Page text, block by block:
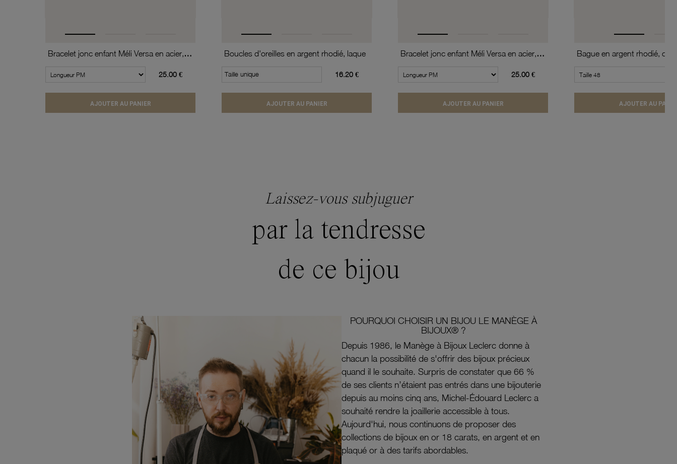
Bracelet jonc enfant Méli Versa en acier, 10mm
25.00 €
AJOUTER AU PANIER
Boucles d'oreilles en argent rhodié, laque
Taille unique 16.20 €
AJOUTER AU PANIER
Bracelet jonc enfant Méli Versa en acier, 10mm
25.00 €
AJOUTER AU PANIER
Bague en argent rhodié,
AJOUTER AU
Laissez-vous subjuguer
par la tendresse
de ce bijou
POURQUOI CHOISIR UN BIJOU LE MANÈGE À
BIJOUX® ?
Depuis 1986, le Manège à Bijoux Leclerc donne à
chacun la possibilité de s'offrir des bijoux précieux
quand il le souhaite. Surpris de constater que 66 %
de ses clients n’étaient pas entrés dans une bijouterie
depuis au moins cinq ans, Michel-Édouard Leclerc a
souhaité rendre la joaillerie accessible à tous.
Aujourd'hui, nous continuons de proposer des
collections de bijoux en or 18 carats, en argent et en
plaqué or à des tarifs abordables.